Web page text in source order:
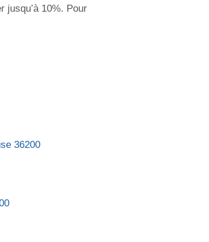
jusqu’à 10%. Pour
36200